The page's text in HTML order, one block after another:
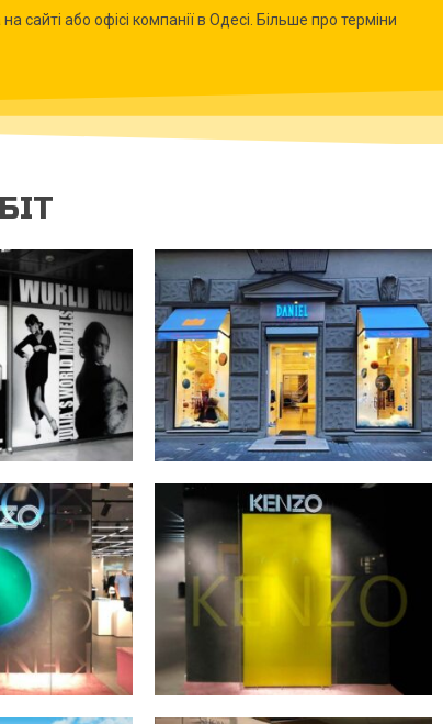
або офісі компанії в Одесі. Більше про терміни